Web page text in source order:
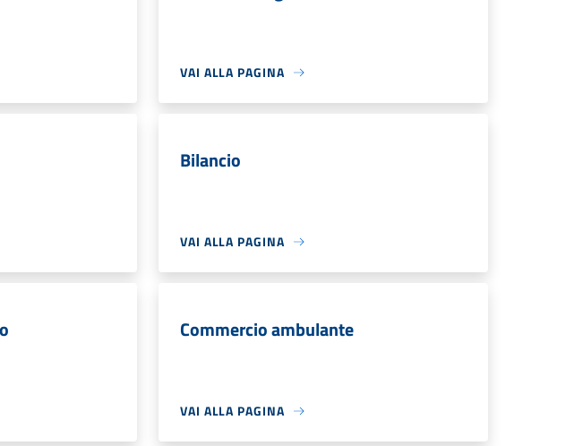
VAI ALLA PAGINA
Bilancio
VAI ALLA PAGINA
Commercio ambulante
VAI ALLA PAGINA